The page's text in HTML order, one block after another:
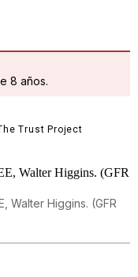
8 años.
Walter Higgins. (GFR